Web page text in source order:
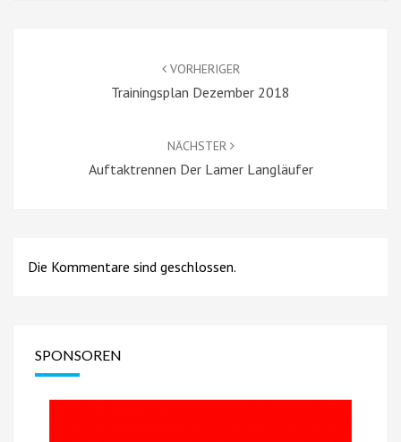
VORHERIGER
Trainingsplan Dezember 2018
NÄCHSTER
Auftaktrennen Der Lamer Langläufer
Die Kommentare sind geschlossen.
SPONSOREN